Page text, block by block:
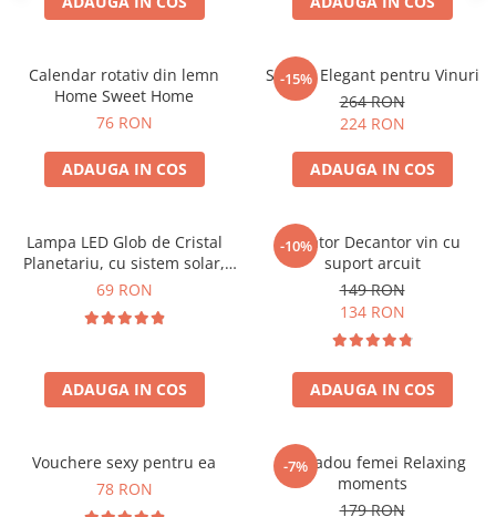
Calendar rotativ din lemn
Home Sweet Home
76 RON
ADAUGA IN COS
-15%
Suport Elegant pentru Vinuri
264 RON
224 RON
ADAUGA IN COS
Lampa LED Glob de Cristal
Planetariu, cu sistem solar,
cadou captivant
69 RON
ADAUGA IN COS
-10%
Aerator Decantor vin cu
suport arcuit
149 RON
134 RON
ADAUGA IN COS
Vouchere sexy pentru ea
78 RON
-7%
Set cadou femei Relaxing
moments
179 RON